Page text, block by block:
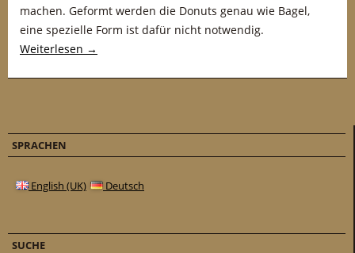
machen. Geformt werden die Donuts genau wie Bagel,
eine spezielle Form ist dafür nicht notwendig.
Weiterlesen →
SPRACHEN
English (UK) Deutsch
SUCHE